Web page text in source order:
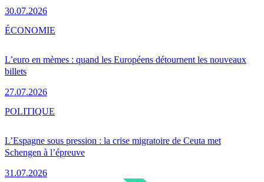
30.07.2026
L’euro en mèmes : quand les Européens détournent les nouveaux
billets
27.07.2026
ÉCONOMIE
L’Espagne sous pression : la crise migratoire de Ceuta met
Schengen à l’épreuve
31.07.2026
POLITIQUE